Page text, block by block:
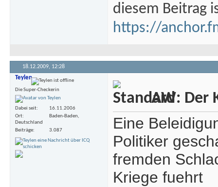
diesem Beitrag
https://
18.12.2009, 12:28
Teylen
Die Super-Checkerin
Dabei seit
16.11.2006
Ort
Baden-Baden,
Deutschland
Beiträge
3.087
AW: Der
Eine
Politiker
fremden
Kriege fuehrt